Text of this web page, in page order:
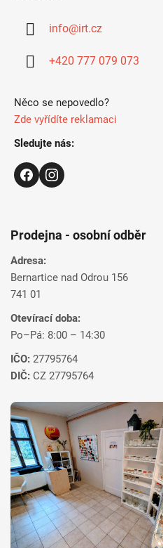
info@irt.cz
+420 777 079 073
Něco se nepovedlo?
Zde vyřídíte reklamaci
Sledujte nás:
Prodejna - osobní odběr
Adresa:
Bernartice nad Odrou 156
741 01
Otevírací doba:
Po–Pá: 8:00 – 14:30
IČO: 27795764
DIČ: CZ 27795764